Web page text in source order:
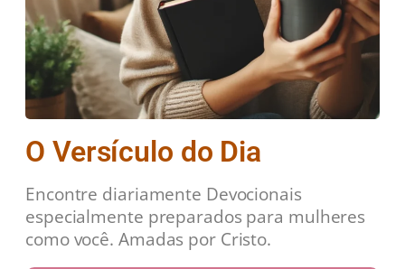
O Versículo do Dia
Encontre diariamente Devocionais
especialmente preparados para mulheres
como você. Amadas por Cristo.